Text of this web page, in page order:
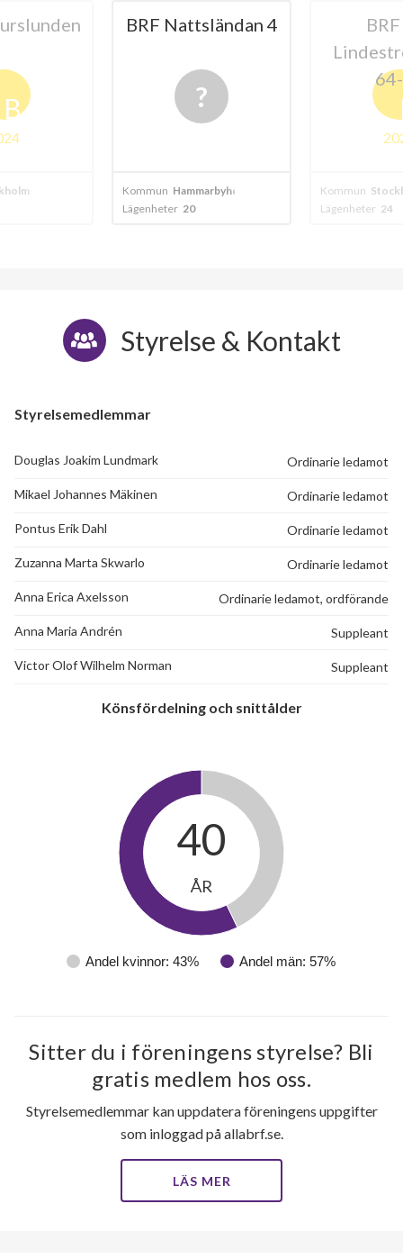
B
BRF Nattsländan 4
Kommun Hammarbyhöjden
Lägenheter 20
Kommun
Lägenheter 24
Styrelse & Kontakt
Styrelsemedlemmar
Douglas Joakim Lundmark Ordinarie ledamot
Mikael Johannes Mäkinen Ordinarie ledamot
Pontus Erik Dahl Ordinarie ledamot
Zuzanna Marta Skwarlo Ordinarie ledamot
Anna Erica Axelsson Ordinarie ledamot, ordförande
Anna Maria Andrén Suppleant
Victor Olof Wilhelm Norman Suppleant
Könsfördelning och snittålder
Andel kvinnor: 43% Andel män: 57%
40
ÅR
Sitter du i föreningens styrelse? Bli
gratis medlem hos oss.
Styrelsemedlemmar kan uppdatera föreningens uppgifter
som inloggad på allabrf.se.
LÄS MER